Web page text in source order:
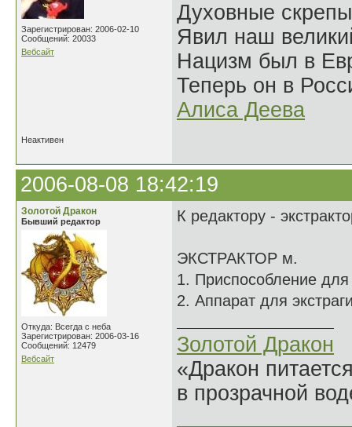
Зарегистрирован: 2006-02-10
Сообщений: 20033
Вебсайт
Духовные
Явил наш
Нацизм был в
Теперь он в
Алиса Деева
Неактивен
2006-08-08 18:42:19
Золотой Дракон
Бывший редактор
Откуда: Всегда с неба
Зарегистрирован: 2006-03-16
Сообщений: 12479
Вебсайт
К редактору -
ЭКСТРАКТОР м.
1. Приспособление
2. Аппарат для
Золотой Дракон
«Дракон
в прозрачной